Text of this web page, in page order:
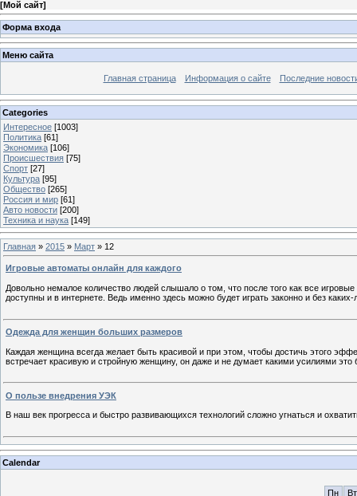
[Мой сайт]
Форма входа
Меню сайта
Главная страница Информация о сайте Последние
Categories
Интересное [1003]
Политика [61]
Экономика [106]
Происшествия [75]
Спорт [27]
Культура [95]
Общество [265]
Россия и мир [61]
Авто новости [200]
Техника и наука [149]
Главная » 2015 » Март » 12
Игровые автоматы онлайн для каждого
Довольно немалое количество людей слышало о том, что после того как все
доступны и в интернете. Ведь именно здесь можно будет играть законно и без
Одежда для женщин больших размеров
Каждая женщина всегда желает быть красивой и при этом, чтобы достичь этого
встречает красивую и стройную женщину, он даже и не думает какими усилиями это
О пользе внедрения УЭК
В наш век прогресса и быстро развивающихся технологий сложно угнаться и
Calendar
Пн Вт